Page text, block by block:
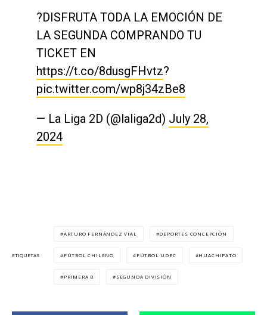
?DISFRUTA TODA LA EMOCIÓN DE
LA SEGUNDA COMPRANDO TU
TICKET EN
https://t.co/8dusgFHvtz?
pic.twitter.com/wp8j34zBe8
— La Liga 2D (@laliga2d) July 28,
2024
ETIQUETAS
ARTURO FERNÁNDEZ VIAL DEPORTES CONCEPCIÓN
FÚTBOL CHILENO FÚTBOL UDEC HUACHIPATO
PRIMERA B SEGUNDA DIVISIÓN